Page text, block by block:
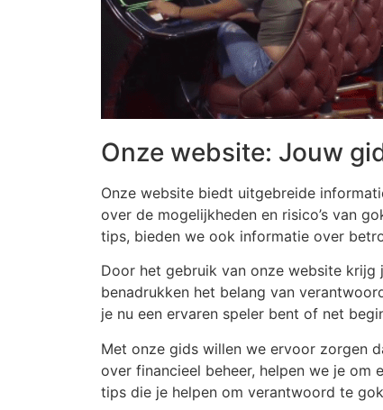
Onze website: Jouw
Onze website biedt uitgebreide
over de mogelijkheden en risico’s van
tips, bieden we ook informatie over
Door het gebruik van onze website
benadrukken het belang van
je nu een ervaren speler bent of net
Met onze gids willen we ervoor zorgen
over financieel beheer, helpen we je
tips die je helpen om verantwoord te